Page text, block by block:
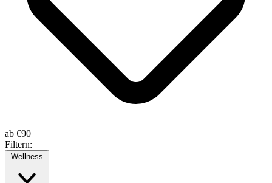
ab €90
Filtern:
Wellness